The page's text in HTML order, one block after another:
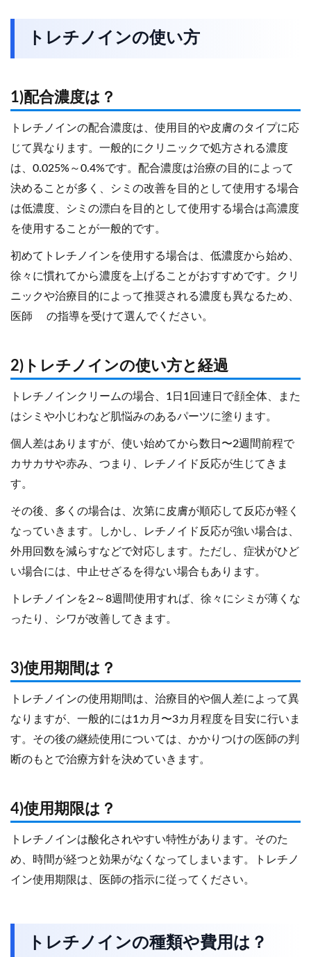
トレチノインの使い方
1)配合濃度は？
トレチノインの配合濃度は、使用目的や皮膚のタイプに応
じて異なります。一般的にクリニックで処方される濃度
は、0.025%～0.4%です。配合濃度は治療の目的によって
決めることが多く、シミの改善を目的として使用する場合
は低濃度、シミの漂白を目的として使用する場合は高濃度
を使用することが一般的です。
初めてトレチノインを使用する場合は、低濃度から始め、
徐々に慣れてから濃度を上げることがおすすめです。クリ
ニックや治療目的によって推奨される濃度も異なるため、
医師 の指導を受けて選んでください。
2)トレチノインの使い方と経過
トレチノインクリームの場合、1日1回連日で顔全体、また
はシミや小じわなど肌悩みのあるパーツに塗ります。
個人差はありますが、使い始めてから数日〜2週間前程で
カサカサや赤み、つまり、レチノイド反応が生じてきま
す。
その後、多くの場合は、次第に皮膚が順応して反応が軽く
なっていきます。しかし、レチノイド反応が強い場合は、
外用回数を減らすなどで対応します。ただし、症状がひど
い場合には、中止せざるを得ない場合もあります。
トレチノインを2～8週間使用すれば、徐々にシミが薄くな
ったり、シワが改善してきます。
3)使用期間は？
トレチノインの使用期間は、治療目的や個人差によって異
なりますが、一般的には1カ月〜3カ月程度を目安に行いま
す。その後の継続使用については、かかりつけの医師の判
断のもとで治療方針を決めていきます。
4)使用期限は？
トレチノインは酸化されやすい特性があります。そのた
め、時間が経つと効果がなくなってしまいます。トレチノ
イン使用期限は、医師の指示に従ってください。
トレチノインの種類や費用は？